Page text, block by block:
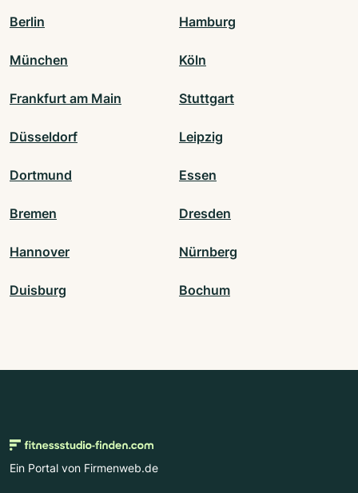
Berlin Hamburg
München Köln
Frankfurt am Main Stuttgart
Düsseldorf Leipzig
Dortmund Essen
Bremen Dresden
Hannover Nürnberg
Duisburg Bochum
Ein Portal von Firmenweb.de